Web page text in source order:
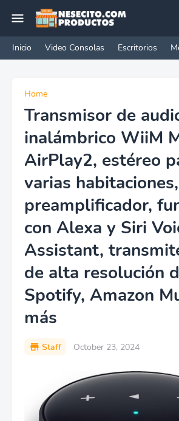
Inicio Video Consolas Escritorios
Home
Transmisor de
inalámbrico WiiM
AirPlay2, estéreo
varias habitaciones,
preamplificador,
con Alexa y Siri
Assistant,
de alta resolución
Spotify, Amazon
más
Staff October 23, 2024